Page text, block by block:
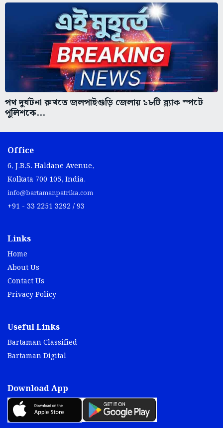
পথ দুর্ঘটনা রুখতে জলপাইগুড়ি জেলায় ১৮টি ব্ল্যাক স্পটে
পুলিশকে...
Office
6, J.B.S. Haldane Avenue,
Kolkata 700 105, India.
info@bartamanpatrika.com
+91 - 33 2251 3292 / 93
Links
Home
About Us
Contact Us
Privacy Policy
Useful Links
Bartaman Classified
Bartaman Digital
Download App